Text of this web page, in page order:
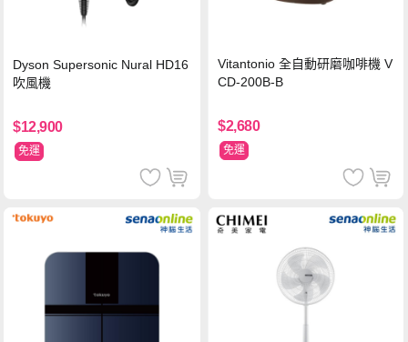
Dyson Supersonic Nural HD16
吹風機
$12,900
免運
Vitantonio 全自動研磨咖啡機 V
CD-200B-B
$2,680
免運